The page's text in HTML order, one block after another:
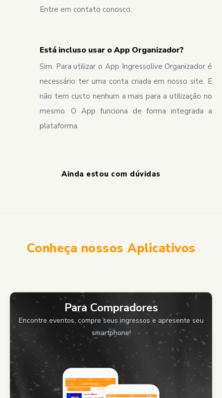
Entre em contato conosco.
Está incluso usar o App Organizador?
Sim. Para utilizar o App Ingressolive Organizador é
necessário ter uma conta criada em nosso site. E
não tem custo nenhum a mais para a utilização no
mesmo. O App funciona de forma integrada a
plataforma.
Ainda estou com dúvidas
Conheça nossos Aplicativos
Para Compradores
Encontre eventos, compre seus ingressos e apresente seu
smartphone!